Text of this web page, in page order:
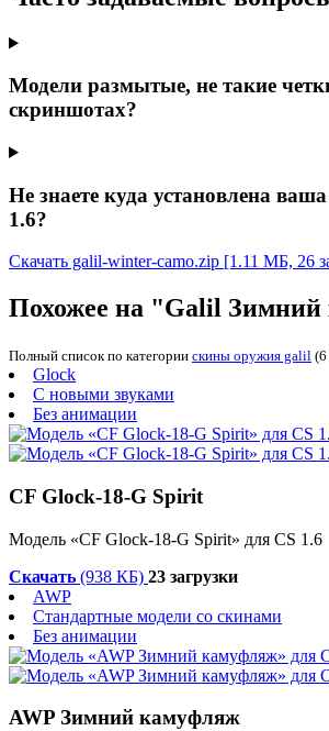
Модели размытые, не такие
скриншотах?
Не знаете куда установлена
1.6?
Скачать galil-winter-camo.zip [1.11 МБ, 26
Похожее на "Galil
Полный список по категории скины оружия galil
Glock
С новыми звуками
Без анимации
CF Glock-18-G Spirit
Модель «CF Glock-18-G Spirit» для CS 1.6
Скачать (938 КБ) 23 загрузки
AWP
Стандартные модели со скинами
Без анимации
AWP Зимний камуфляж